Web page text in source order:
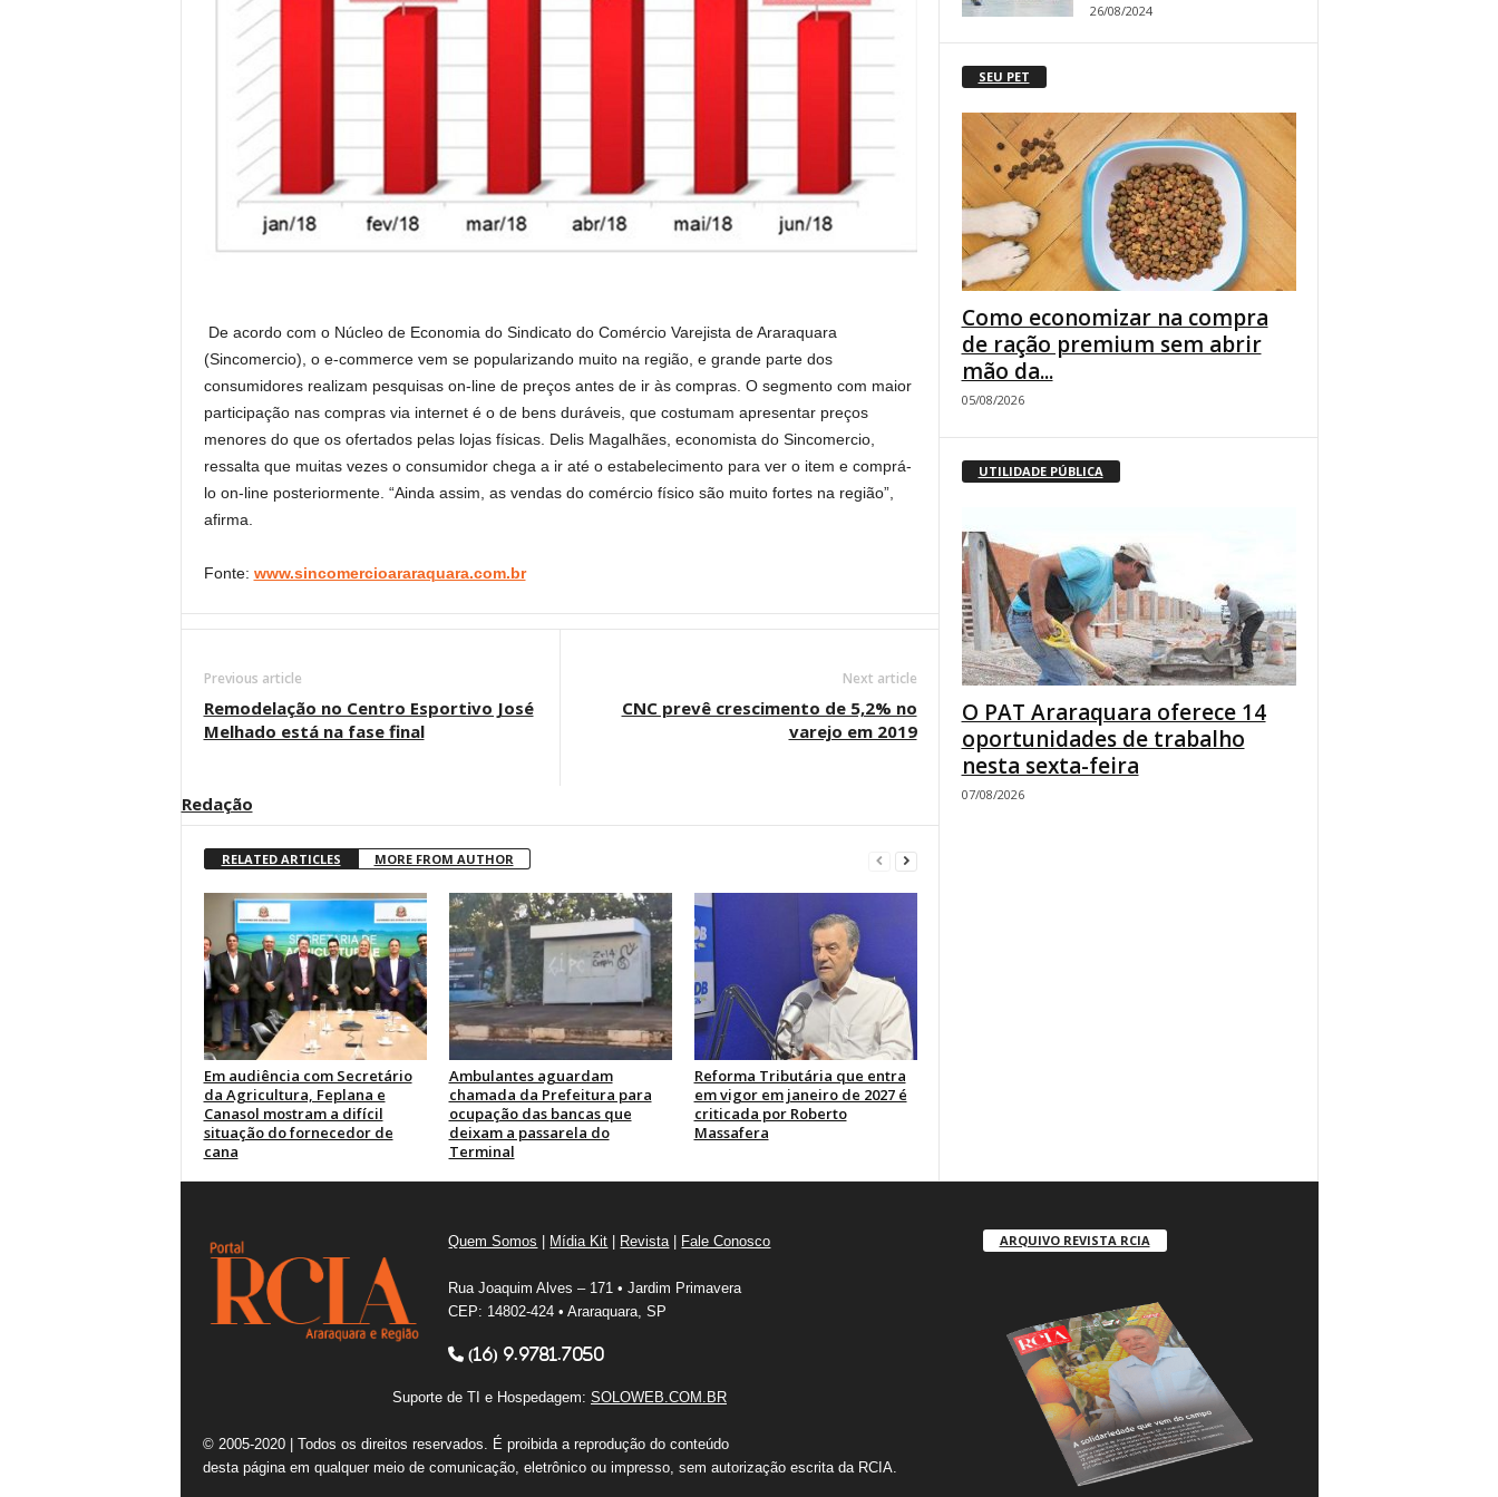
De acordo com o Núcleo de Economia do Sindicato do Comércio Varejista de Araraquara
(Sincomercio), o e-commerce vem se popularizando muito na região, e grande parte dos
consumidores realizam pesquisas on-line de preços antes de ir às compras. O segmento com maior
participação nas compras via internet é o de bens duráveis, que costumam apresentar preços
menores do que os ofertados pelas lojas físicas. Delis Magalhães, economista do Sincomercio,
ressalta que muitas vezes o consumidor chega a ir até o estabelecimento para ver o item e comprá-
lo on-line posteriormente. “Ainda assim, as vendas do comércio físico são muito fortes na região”,
afirma.
Fonte: www.sincomercioararaquara.com.br
Previous article
Remodelação no Centro Esportivo José
Melhado está na fase final
Next article
CNC prevê crescimento de 5,2% no
varejo em 2019
Redação
RELATED ARTICLES MORE FROM AUTHOR
Em audiência com Secretário
da Agricultura, Feplana e
Canasol mostram a difícil
situação do fornecedor de
cana
Ambulantes aguardam
chamada da Prefeitura para
ocupação das bancas que
deixam a passarela do
Terminal
Reforma Tributária que entra
em vigor em janeiro de 2027 é
criticada por Roberto
Massafera
26/08/2024
SEU PET
Como economizar na compra
de ração premium sem abrir
mão da...
05/08/2026
UTILIDADE PÚBLICA
O PAT Araraquara oferece 14
oportunidades de trabalho
nesta sexta-feira
07/08/2026
Quem Somos Mídia Kit Revista| Fale Conosco
Rua Joaquim Alves – 171 • Jardim Primavera
CEP: 14802-424 • Araraquara, SP
(16) 9.9781.7050
Suporte de TI e Hospedagem: SOLOWEB.COM.BR
© 2005-2020 | Todos os direitos reservados. É proibida a reprodução do conteúdo
desta página em qualquer meio de comunicação, eletrônico ou impresso, sem autorização escrita da RCIA.
ARQUIVO REVISTA RCIA